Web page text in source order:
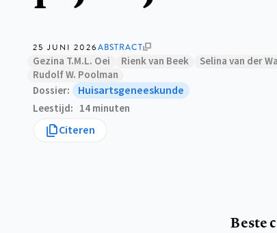
25 JUNI 2026ABSTRACT
Gezina T.M.L. Oei Rienk van Beek Selina van der
Rudolf W. Poolman
Dossier
Huisartsgeneeskunde
Leestijd 14 minuten
Citeren
Beste